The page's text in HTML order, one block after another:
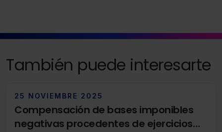
También puede interesarte
25 NOVIEMBRE 2025
Compensación de bases imponibles
negativas procedentes de ejercicios